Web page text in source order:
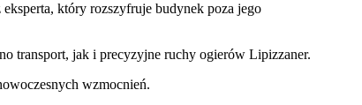
który rozszyfruje budynek poza jego
transport, jak i precyzyjne ruchy ogierów Lipizzaner.
wzmocnień.